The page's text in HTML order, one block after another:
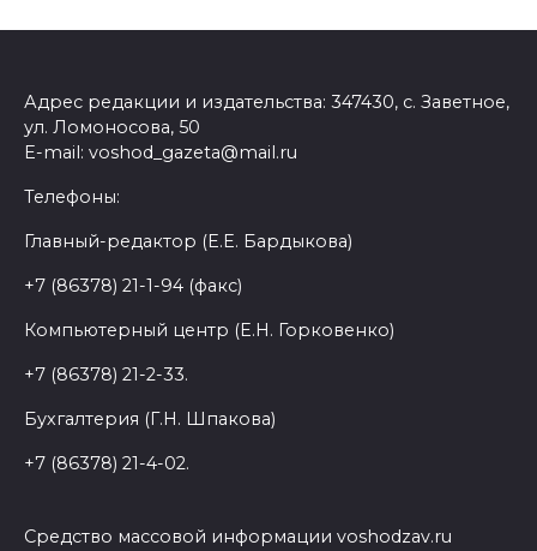
Адрес редакции и издательства: 347430, с. Заветное,
ул. Ломоносова, 50
E-mail: voshod_gazeta@mail.ru
Телефоны:
Главный-редактор (Е.Е. Бардыкова)
+7 (86378) 21-1-94 (факс)
Компьютерный центр (Е.Н. Горковенко)
+7 (86378) 21-2-33.
Бухгалтерия (Г.Н. Шпакова)
+7 (86378) 21-4-02.
Средство массовой информации voshodzav.ru